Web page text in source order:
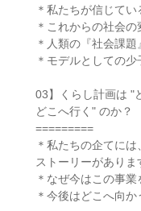
＊私たちが信じてい
＊これからの社会の
＊人類の『社会課題
＊モデルとしての少
03】くらし計画は "
どこへ行く" のか？
=========
＊私たちの企てには、
ストーリーがありま
＊なぜ今はこの事業
＊今後はどこへ向か